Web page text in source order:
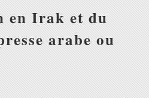
en Irak et du
arabe ou